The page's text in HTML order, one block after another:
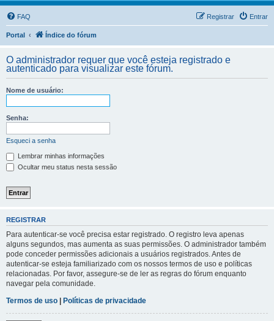
FAQ Entrar
Registrar
Portal Índice do fórum
O administrador requer que você esteja registrado e
autenticado para visualizar este fórum.
Nome de usuário:
Senha:
Esqueci a senha
Lembrar minhas informações
Ocultar meu status nesta sessão
REGISTRAR
Para autenticar-se você precisa estar registrado. O registro leva apenas
alguns segundos, mas aumenta as suas permissões. O administrador também
pode conceder permissões adicionais a usuários registrados. Antes de
autenticar-se esteja familiarizado com os nossos termos de uso e políticas
relacionadas. Por favor, assegure-se de ler as regras do fórum enquanto
navegar pela comunidade.
Termos de uso | Políticas de privacidade